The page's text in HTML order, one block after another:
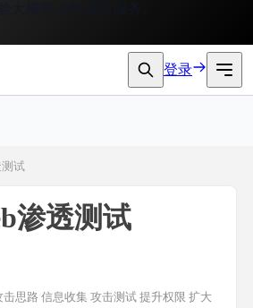
登录
试
渗透测试
击思路 信息收集 攻击测试 提升权限 扩大